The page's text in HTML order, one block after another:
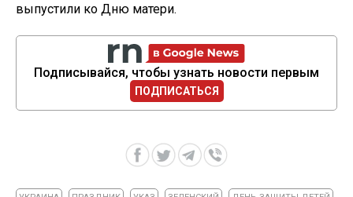
выпустили ко Дню матери.
Подписывайся, чтобы узнать новости первым
ПОДПИСАТЬСЯ